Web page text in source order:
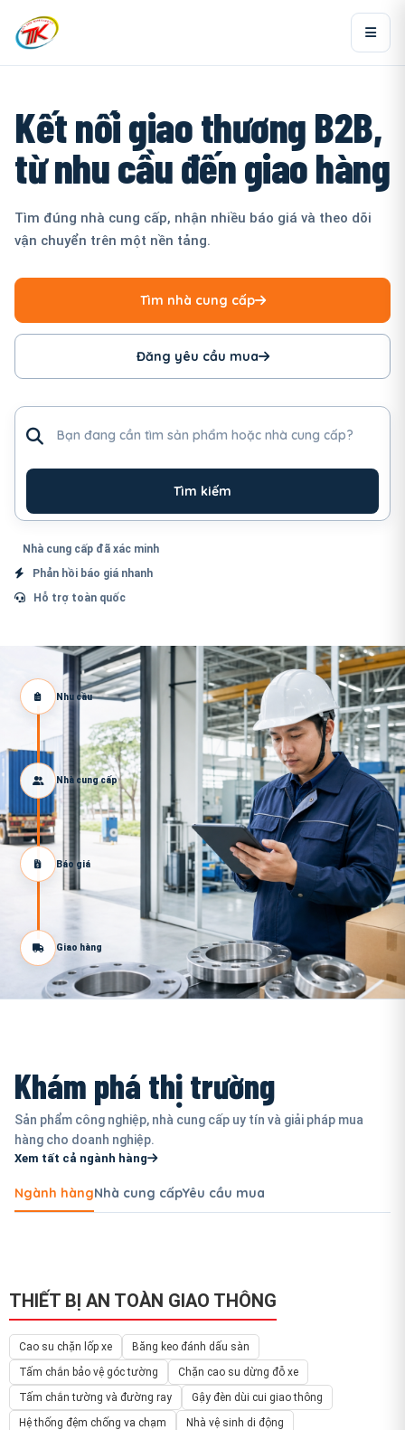
Kết nối giao thương B2B,
từ nhu cầu đến giao hàng
Tìm đúng nhà cung cấp, nhận nhiều báo giá và theo dõi
vận chuyển trên một nền tảng.
Tìm nhà cung cấp
Đăng yêu cầu mua
Tìm kiếm
Nhà cung cấp đã xác minh
Phản hồi báo giá nhanh
Hỗ trợ toàn quốc
Nhu cầu
Nhà cung cấp
Báo giá
Giao hàng
Khám phá thị trường
Sản phẩm công nghiệp, nhà cung cấp uy tín và giải pháp mua
hàng cho doanh nghiệp.
Xem tất cả ngành hàng
Ngành hàngNhà cung cấpYêu cầu mua
THIẾT BỊ AN TOÀN GIAO THÔNG
Cao su chặn lốp xe
Băng keo đánh dấu sàn
Tấm chắn bảo vệ góc tường
Chặn cao su dừng đỗ xe
Tấm chắn tường và đường ray
Gậy đèn dùi cui giao thông
Hệ thống đệm chống va chạm
Nhà vệ sinh di động